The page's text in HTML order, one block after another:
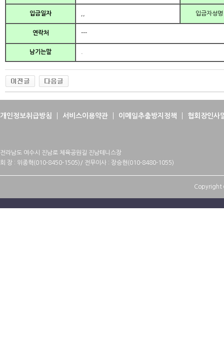
입금일자 입금자성명
연락처 ---
남기는말
개인정보취급방침 서비스이용약관 이메일추출방지정책 협회장인사
전라남도 여수시 진남로 체육공원길 진남테니스장
회 장 : 위종혁(010-8450-1505)/ 전무이사 : 장승현(010-8480-1055)